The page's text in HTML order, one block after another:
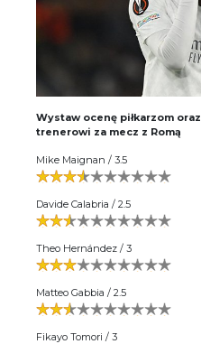
Wystaw ocenę piłkarzom oraz
trenerowi za mecz z Romą
Mike Maignan / 3.5
Davide Calabria / 2.5
Theo Hernández / 3
Matteo Gabbia / 2.5
Fikayo Tomori / 3